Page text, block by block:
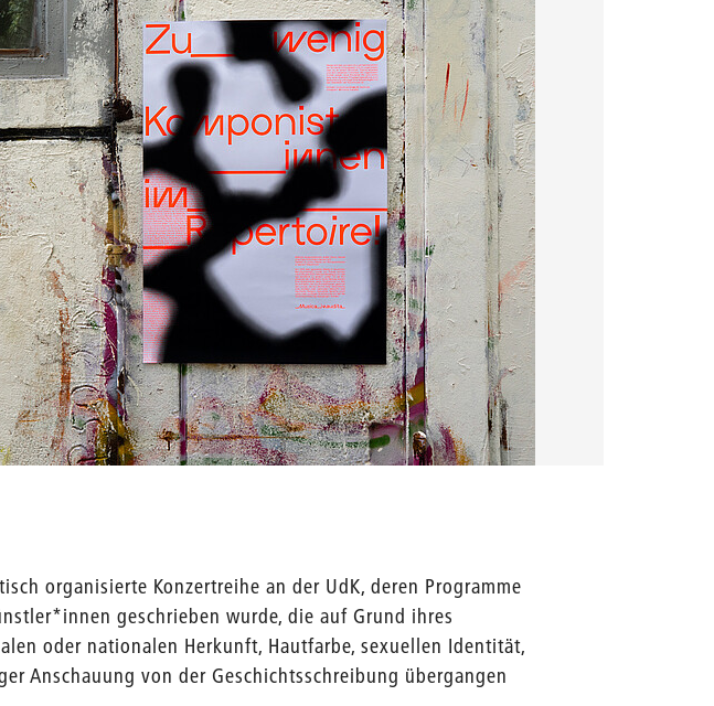
organisierte Konzertreihe an der UdK, deren Programme
geschrieben wurde, die auf Grund ihres
oder nationalen Herkunft, Hautfarbe, sexuellen Identität,
Anschauung von der Geschichtsschreibung übergangen